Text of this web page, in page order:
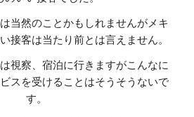
当然のことかもしれませんがメキ
接客は当たり前とは言えません。
視察、宿泊に行きますがこんなに
スを受けることはそうそうないで
す。